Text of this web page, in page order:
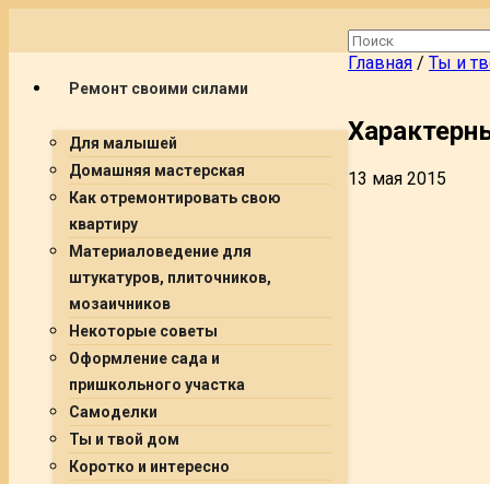
Ремонт своими силами
Для малышей
Домашняя мастерская
Как отремонтировать свою
квартиру
Материаловедение для
штукатуров, плиточников,
мозаичников
Некоторые советы
Оформление сада и
пришкольного участка
Самоделки
Ты и твой дом
Коротко и интересно
Главная / Ты и
13 мая 2015